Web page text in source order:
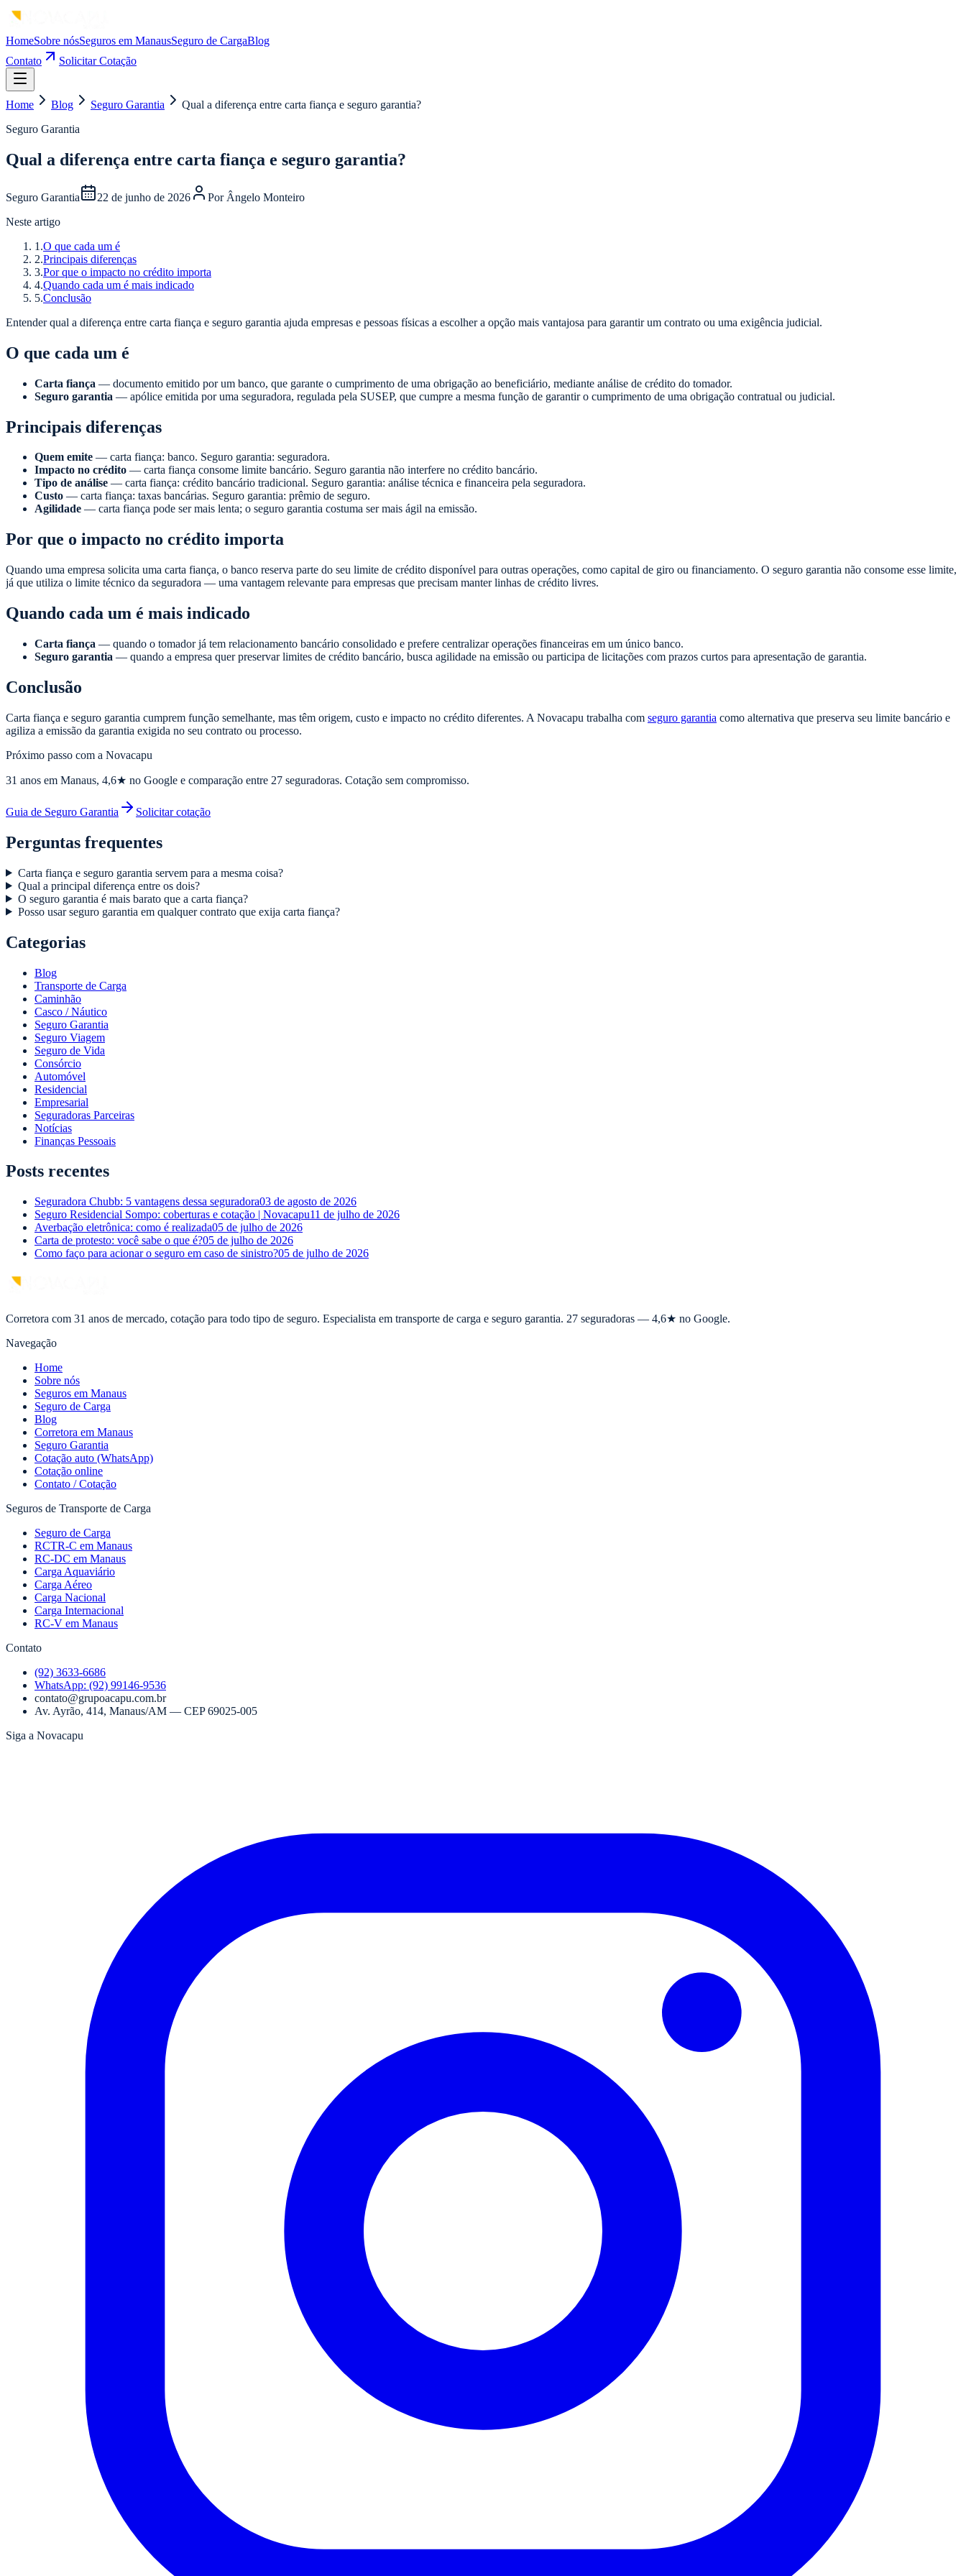
HomeSobre nósSeguros em ManausSeguro de CargaBlog
Contato
Solicitar Cotação
Home Blog Seguro Garantia
Qual a diferença entre carta fiança e seguro garantia?
Seguro Garantia
Qual a diferença entre carta fiança e seguro garantia?
Seguro Garantia 22 de junho de 2026 Por Ângelo Monteiro
Neste artigo
1 .O que cada um é
2.Principais diferenças
3.Por que o impacto no crédito importa
4.Quando cada um é mais indicado
5.Conclusão
Entender qual a diferença entre carta fiança e seguro garantia ajuda empresas e pessoas físicas a escolher a opção mais vantajosa para garantir um contrato ou uma exigência judicial.
O que cada um é
Carta fiança — documento emitido por um banco, que garante o cumprimento de uma obrigação ao beneficiário, mediante análise de crédito do tomador.
Seguro garantia — apólice emitida por uma seguradora, regulada pela SUSEP, que cumpre a mesma função de garantir o cumprimento de uma obrigação contratual ou judicial.
Principais diferenças
Quem emite — carta fiança: banco. Seguro garantia: seguradora.
Impacto no crédito — carta fiança consome limite bancário. Seguro garantia não interfere no crédito bancário.
Tipo de análise — carta fiança: crédito bancário tradicional. Seguro garantia: análise técnica e financeira pela seguradora.
Custo — carta fiança: taxas bancárias. Seguro garantia: prêmio de seguro.
Agilidade — carta fiança pode ser mais lenta; o seguro garantia costuma ser mais ágil na emissão.
Por que o impacto no crédito importa
Quando uma empresa solicita uma carta fiança, o banco reserva parte do seu limite de crédito disponível para outras operações, como capital de giro ou financiamento. O seguro garantia não consome esse limite,
já que utiliza o limite técnico da seguradora — uma vantagem relevante para empresas que precisam manter linhas de crédito livres.
Quando cada um é mais indicado
Carta fiança — quando o tomador já tem relacionamento bancário consolidado e prefere centralizar operações financeiras em um único banco.
Seguro garantia — quando a empresa quer preservar limites de crédito bancário, busca agilidade na emissão ou participa de licitações com prazos curtos para apresentação de garantia.
Conclusão
Carta fiança e seguro garantia cumprem função semelhante, mas têm origem, custo e impacto no crédito diferentes. A Novacapu trabalha com seguro garantia como alternativa que preserva seu limite bancário e
agiliza a emissão da garantia exigida no seu contrato ou processo.
Próximo passo com a Novacapu
31 anos em Manaus, 4,6★ no Google e comparação entre 27 seguradoras. Cotação sem compromisso.
Guia de Seguro Garantia Solicitar cotação
Perguntas frequentes
Carta fiança e seguro garantia servem para a mesma coisa?
Qual a principal diferença entre os dois?
O seguro garantia é mais barato que a carta fiança?
Posso usar seguro garantia em qualquer contrato que exija carta fiança?
Categorias
Blog
Transporte de Carga
Caminhão
Casco / Náutico
Seguro Garantia
Seguro Viagem
Seguro de Vida
Consórcio
Automóvel
Residencial
Empresarial
Seguradoras Parceiras
Notícias
Finanças Pessoais
Posts recentes
Seguradora Chubb: 5 vantagens dessa seguradora03 de agosto de 2026
Seguro Residencial Sompo: coberturas e cotação | Novacapu11 de julho de 2026
Averbação eletrônica: como é realizada05 de julho de 2026
Carta de protesto: você sabe o que é?05 de julho de 2026
Como faço para acionar o seguro em caso de sinistro?05 de julho de 2026
Corretora com 31 anos de mercado, cotação para todo tipo de seguro. Especialista em transporte de carga e seguro garantia. 27 seguradoras — 4,6★ no Google.
Navegação
Home
Sobre nós
Seguros em Manaus
Seguro de Carga
Blog
Corretora em Manaus
Seguro Garantia
Cotação auto (WhatsApp)
Cotação online
Contato / Cotação
Seguros de Transporte de Carga
Seguro de Carga
RCTR-C em Manaus
RC-DC em Manaus
Carga Aquaviário
Carga Aéreo
Carga Nacional
Carga Internacional
RC-V em Manaus
Contato
(92) 3633-6686
WhatsApp: (92) 99146-9536
contato@grupoacapu.com.br
Av. Ayrão, 414, Manaus/AM — CEP69025-005
Siga a Novacapu